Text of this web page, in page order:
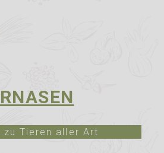
zu Tieren aller Art